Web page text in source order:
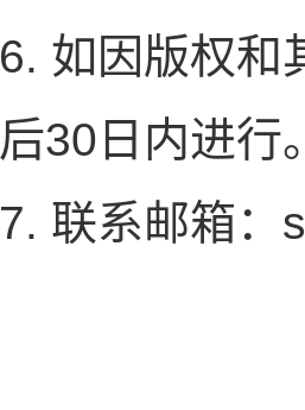
6. 如因版权和
后30日内进行
7. 联系邮箱